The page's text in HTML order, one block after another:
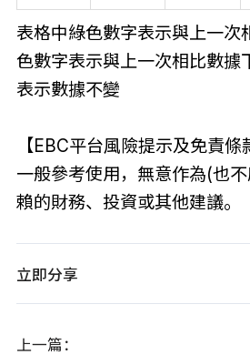
表格中綠色數字表示與上一次
色數字表示與上一次相比數據
表示數據不變
【EBC平台風險提示及免責
一般參考使用，無意作為(也
賴的財務、投資或其他建議。
立即分享
上一篇：